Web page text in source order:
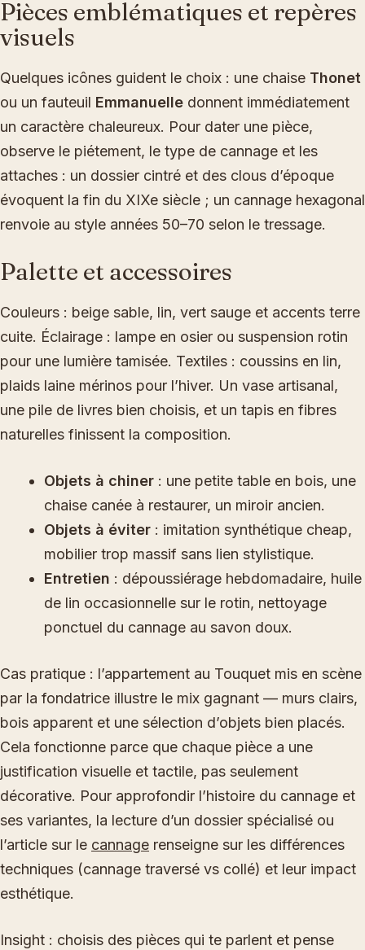
Pièces emblématiques et repères
visuels
Quelques icônes guident le choix : une chaise Thonet
ou un fauteuil Emmanuelle donnent immédiatement
un caractère chaleureux. Pour dater une pièce,
observe le piétement, le type de cannage et les
attaches : un dossier cintré et des clous d’époque
évoquent la fin du XIXe siècle ; un cannage hexagonal
renvoie au style années 50–70 selon le tressage.
Palette et accessoires
Couleurs : beige sable, lin, vert sauge et accents terre
cuite. Éclairage : lampe en osier ou suspension rotin
pour une lumière tamisée. Textiles : coussins en lin,
plaids laine mérinos pour l’hiver. Un vase artisanal,
une pile de livres bien choisis, et un tapis en fibres
naturelles finissent la composition.
Objets à chiner : une petite table en bois, une
chaise canée à restaurer, un miroir ancien.
Objets à éviter : imitation synthétique cheap,
mobilier trop massif sans lien stylistique.
Entretien : dépoussiérage hebdomadaire, huile
de lin occasionnelle sur le rotin, nettoyage
ponctuel du cannage au savon doux.
Cas pratique : l’appartement au Touquet mis en scène
par la fondatrice illustre le mix gagnant — murs clairs,
bois apparent et une sélection d’objets bien placés.
Cela fonctionne parce que chaque pièce a une
justification visuelle et tactile, pas seulement
décorative. Pour approfondir l’histoire du cannage et
ses variantes, la lecture d’un dossier spécialisé ou
l’article sur le cannage renseigne sur les différences
techniques (cannage traversé vs collé) et leur impact
esthétique.
Insight : choisis des pièces qui te parlent et pense